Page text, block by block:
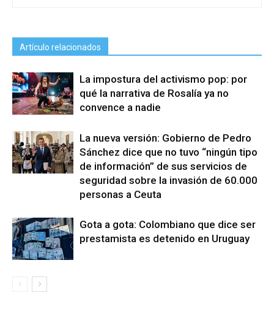
Artículo relacionados
La impostura del activismo pop: por
qué la narrativa de Rosalía ya no
convence a nadie
La nueva versión: Gobierno de Pedro
Sánchez dice que no tuvo “ningún tipo
de información” de sus servicios de
seguridad sobre la invasión de 60.000
personas a Ceuta
Gota a gota: Colombiano que dice ser
prestamista es detenido en Uruguay